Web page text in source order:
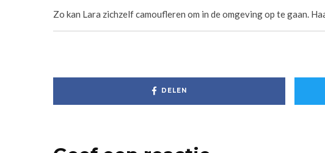
Zo kan Lara zichzelf camoufleren om in de omgeving op te gaan.
DELEN